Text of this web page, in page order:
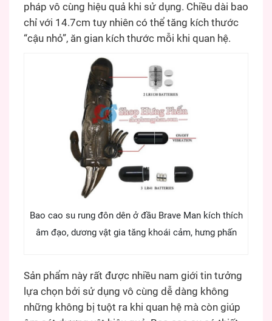
pháp vô cùng hiệu quả khi sử dụng. Chiều dài bao
chỉ với 14.7cm tuy nhiên có thể tăng kích thước
“cậu nhỏ”, ăn gian kích thước mỗi khi quan hệ.
Bao cao su rung đôn dên ở đầu Brave Man kích thích
âm đạo, dương vật gia tăng khoái cảm, hưng phấn
Sản phẩm này rất được nhiều nam giới tin tưởng
lựa chọn bởi sử dụng vô cùng dễ dàng không
những không bị tuột ra khi quan hệ mà còn giúp